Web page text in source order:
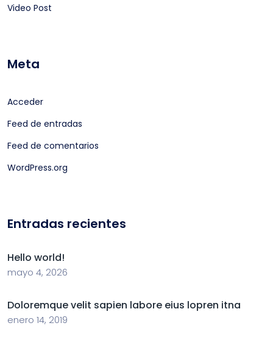
Video Post
Meta
Acceder
Feed de entradas
Feed de comentarios
WordPress.org
Entradas recientes
Hello world!
mayo 4, 2026
Doloremque velit sapien labore eius lopren itna
enero 14, 2019